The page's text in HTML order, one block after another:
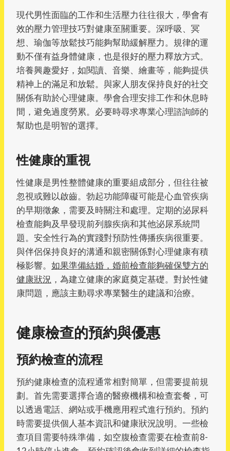
現代男性面臨的工作和生活壓力往往很大，學會有
效的壓力管理技巧對健康至關重要。深呼吸、冥
想、瑜伽等放鬆技巧能夠幫助緩解壓力。規律的運
動不僅有益身體健康，也是很好的壓力釋放方式。
培養興趣愛好，如閱讀、音樂、繪畫等，能夠提供
精神上的滿足和放鬆。與家人朋友保持良好的社交
關係有助於心理健康。學會合理安排工作和休息時
間，避免過度勞累。必要時尋求專業心理諮詢師的
幫助也是明智的選擇。
性健康的重視
性健康是男性整體健康的重要組成部分，但往往被
忽視或難以啟齒。勃起功能障礙可能是心血管疾病
的早期徵象，需要及時關注和處理。定期的泌尿科
檢查能夠及早發現前列腺疾病和其他泌尿系統問
題。安全性行為的實踐對預防性傳播疾病很重要。
與伴侶保持良好的溝通和親密關係對心理健康有積
極影響。 如果準備結婚，婚前檢查能夠確保雙方的
健康狀況 ，為建立健康的家庭奠定基礎。對於性健
康問題，應該主動尋求專業醫生的建議和治療。
健康檢查的預約與優惠
預約檢查的流程
預約健康檢查的流程通常相對簡單，但需要提前規
劃。首先需要選擇合適的醫療機構和檢查套餐，可
以透過電話、網站或手機應用程式進行預約。預約
時需要提供個人基本資訊和健康狀況說明。一些檢
查項目需要特殊準備，如空腹檢查需要在檢查前8-